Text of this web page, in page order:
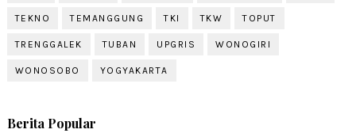
TEKNO TEMANGGUNG TKI TKW TOPUT
TRENGGALEK TUBAN UPGRIS WONOGIRI
WONOSOBO YOGYAKARTA
Berita Popular